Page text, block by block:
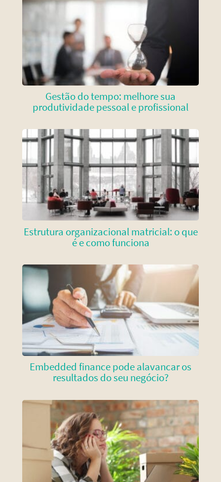
Gestão do tempo: melhore sua
produtividade pessoal e profissional
Estrutura organizacional matricial: o que
é e como funciona
Embedded finance pode alavancar os
resultados do seu negócio?